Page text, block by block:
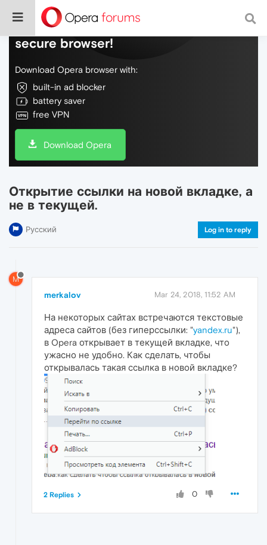
Do more on the web, with a fast and
secure browser!
Download Opera browser with:
built-in ad blocker
battery saver
free VPN
Download Opera
Открытие ссылки на новой вкладке, а
не в текущей.
Русский Log in to reply
M
merkalov Mar 24, 2018, 11:52 AM
На некоторых сайтах встречаются текстовые
адреса сайтов (без гиперссылки: "yandex.ru"),
в Opera открывает в текущей вкладке, что
ужасно не удобно. Как сделать, чтобы
открывалась такая ссылка в новой вкладке?
0
2 Replies